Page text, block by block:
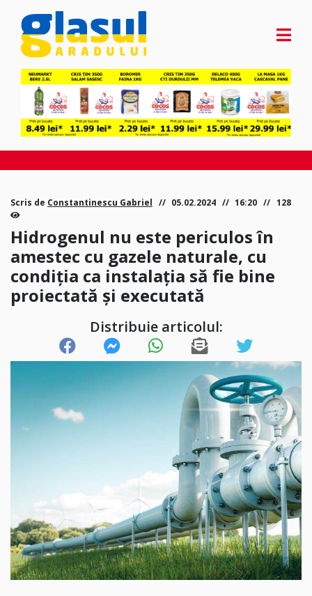
Scris de Constantinescu Gabriel 05.02.2024 16:20 128
Hidrogenul nu este periculos în
amestec cu gazele naturale, cu
condiția ca instalația să fie bine
proiectată și executată
Distribuie articolul: